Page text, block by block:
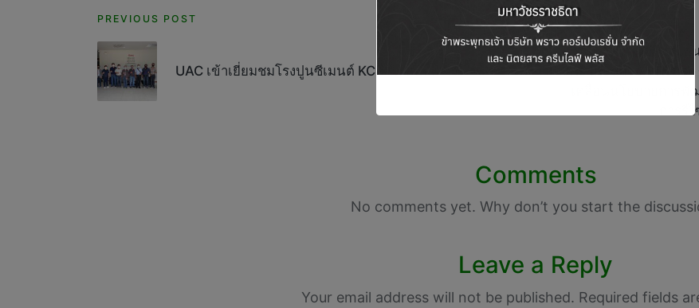
Post
navigation
PREVIOUS POST
UAC เข้าเยี่ยมชมโรงปูนซีเมนต์ KCL ใน สปป.ลาว
ซันโทรี่ เบเวอเรจ แ
3Rs (Reduce –
เคลื่อนนโยบายการ
การ
Comments
No comments yet. Why don’t you start the
Leave a Reply
Your email address will not be published. Required fields